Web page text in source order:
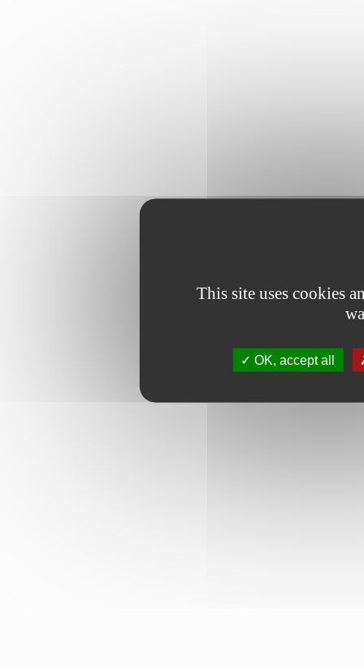
This site uses cookies
OK, accept all